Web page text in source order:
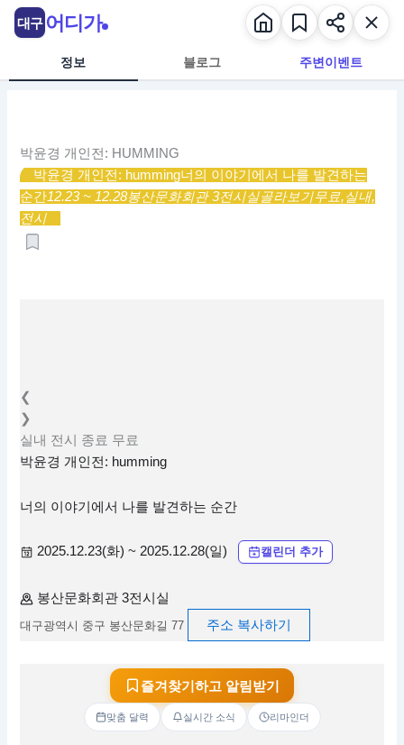
정보 블로그 주변이벤트
박윤경 개인전: HUMMING
박윤경 개인전: humming너의 이야기에서 나를 발견하는
순간12.23 ~ 12.28봉산문화회관 3전시실골라보기무료,실내,
전시
❮
❯
실내 전시 종료 무료
박윤경 개인전: humming
너의 이야기에서 나를 발견하는 순간
2025.12.23(화) ~ 2025.12.28(일) 캘린더 추가
봉산문화회관 3전시실
대구광역시 중구 봉산문화길 77 주소 복사하기
즐겨찾기하고 알림받기
맞춤 달력 실시간 소식 리마인더
대구 어디가